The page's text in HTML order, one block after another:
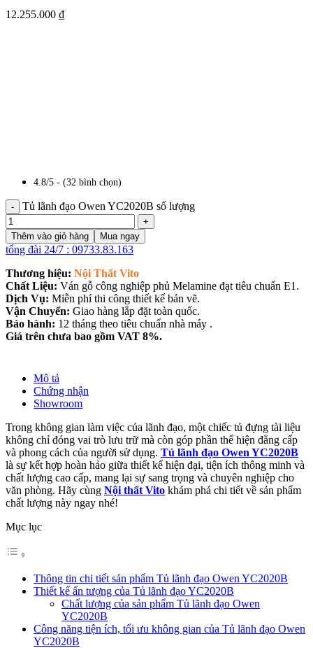
12.255.000 ₫
4.8/5 - (32 bình chọn)
Tủ lãnh đạo Owen YC2020B số lượng
Thêm vào giỏ hàng Mua ngay
tổng đài 24/7 : 09733.83.163
Thương hiệu: Nội Thất Vito
Chất Liệu: Ván gỗ công nghiệp phủ Melamine đạt tiêu chuẩn E1.
Dịch Vụ: Miễn phí thi công thiết kế bản vẽ.
Vận Chuyển: Giao hàng lắp đặt toàn quốc.
Bảo hành: 12 tháng theo tiêu chuẩn nhà máy .
Giá trên chưa bao gồm VAT 8%.
Mô tả
Chứng nhận
Showroom
Trong không gian làm việc của lãnh đạo, một chiếc tủ đựng tài liệu
không chỉ đóng vai trò lưu trữ mà còn góp phần thể hiện đẳng cấp
và phong cách của người sử dụng. Tủ lãnh đạo Owen YC2020B
là sự kết hợp hoàn hảo giữa thiết kế hiện đại, tiện ích thông minh và
chất lượng cao cấp, mang lại sự sang trọng và chuyên nghiệp cho
văn phòng. Hãy cùng Nội thất Vito khám phá chi tiết về sản phẩm
chất lượng này ngay nhé!
Mục lục
Thông tin chi tiết sản phẩm Tủ lãnh đạo Owen YC2020B
Thiết kế ấn tượng của Tủ lãnh đạo YC2020B
Chất lượng của sản phẩm Tủ lãnh đạo Owen
YC2020B
Công năng tiện ích, tối ưu không gian của Tủ lãnh đạo Owen
YC2020B